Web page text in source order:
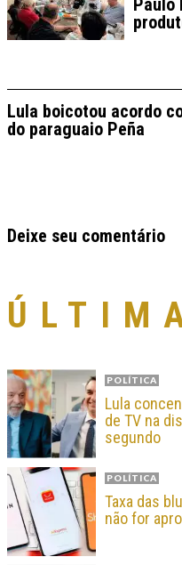
Lula boicotou acordo
do paraguaio Peña
Deixe seu comentário
POLÍTICA
Lula
de TV na
segundo
POLÍTICA
Taxa das
não for